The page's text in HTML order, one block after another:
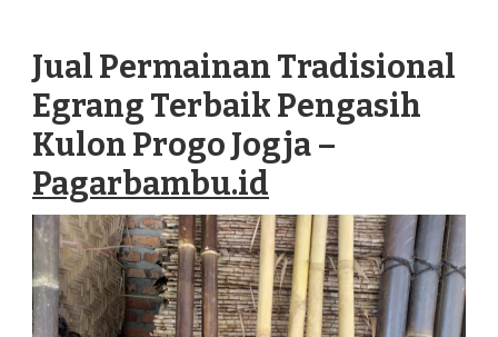
EGRANG
TERBAIK
PENGASIH
KULON
PROGO
Jual Permainan Tradisional
Egrang Terbaik Pengasih
Kulon Progo Jogja –
Pagarbambu.id